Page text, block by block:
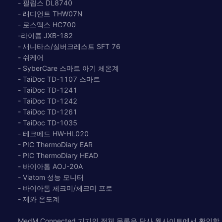
- 필립스 DL8740
- 래디언트 THW07N
- 로스맥스 HC700
-라이콤 JXB-182
- 새니타스/실버크레스트 SFT 76
- 쉬케어
- SyberCare 스마트 아기 체온계
- TaiDoc TD-1107 스마트
- TaiDoc TD-1241
- TaiDoc TD-1242
- TaiDoc TD-1261
- TaiDoc TD-1035
- 테크메드 HW-HL020
- PIC ThermoDiary EAR
- PIC ThermoDiary HEAD
- 바이아톰 AOJ-20A
- Viatom 성능 모니터
- 바이아톰 체크미/체크미 프로
- 제와 온도계